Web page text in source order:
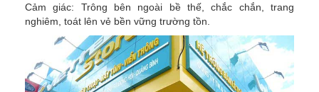
Cảm giác: Trông bên ngoài bề thế, chắc chắn, trang
nghiêm, toát lên vẻ bền vững trường tồn.